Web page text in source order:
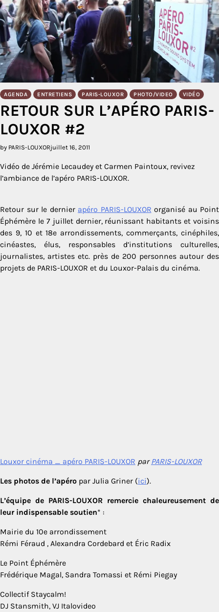
AGENDA ENTRETIENS PARIS-LOUXOR PHOTO/VIDEO VIDÉO
RETOUR SUR L’APÉRO PARIS-
LOUXOR #2
by PARIS-LOUXORjuillet 16, 2011
Vidéo de Jérémie Lecaudey et Carmen Paintoux, revivez
l’ambiance de l’apéro PARIS-LOUXOR.
Retour sur le dernier apéro PARIS-LOUXOR organisé au Point
Éphémère le 7 juillet dernier, réunissant habitants et voisins
des 9, 10 et 18e arrondissements, commerçants, cinéphiles,
cinéastes, élus, responsables d’institutions culturelles,
journalistes, artistes etc. près de 200 personnes autour des
projets de PARIS-LOUXOR et du Louxor-Palais du cinéma.
Louxor cinéma _ apéro PARIS-LOUXOR parPARIS-LOUXOR
Les photos de l’apéro par Julia Griner (ici).
L’équipe de PARIS-LOUXOR remercie chaleureusement de
leur indispensable soutien* :
Mairie du 10e arrondissement
Rémi Féraud , Alexandra Cordebard et Éric Radix
Le Point Éphémère
Frédérique Magal, Sandra Tomassi et Rémi Piegay
Collectif Staycalm!
DJ Stansmith, VJ Italovideo